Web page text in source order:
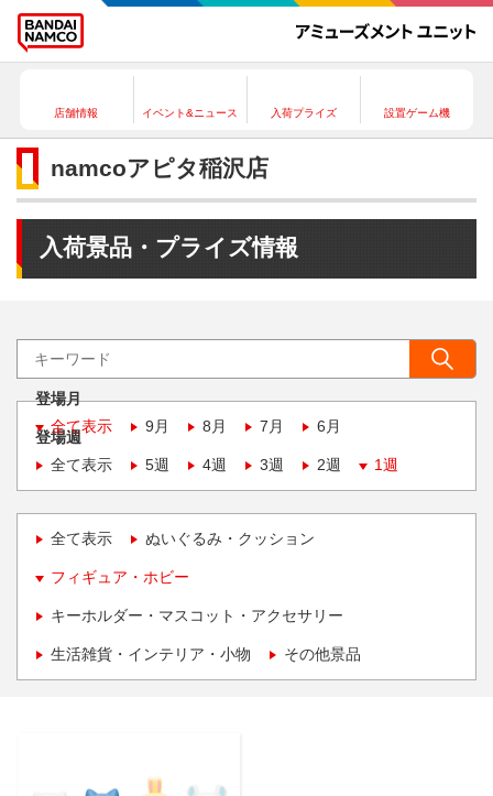
店舗情報 イベント&ニュース 入荷プライズ 設置ゲーム機
namcoアピタ稲沢店
入荷景品・プライズ情報
登場月
全て表示
9月 8月 7月 6月
登場週
全て表示
5週 4週 3週 2週 1週
全て表示 ぬいぐるみ・クッション
フィギュア・ホビー
キーホルダー・マスコット・アクセサリー
生活雑貨・インテリア・小物 その他景品